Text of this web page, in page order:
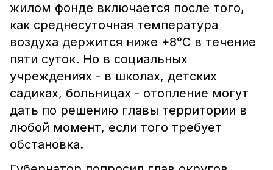
жилом фонде включается после того,
как среднесуточная температура
воздуха держится ниже +8°C в течение
пяти суток. Но в социальных
учреждениях - в школах, детских
садиках, больницах - отопление могут
дать по решению главы территории в
любой момент, если того требует
обстановка.